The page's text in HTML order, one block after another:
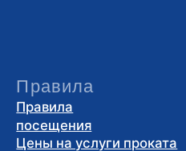
Мы в социальных сетях